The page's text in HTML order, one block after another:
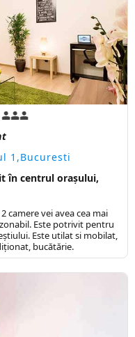
1,Bucuresti
în centrul orașului,
camere vei avea cea mai
Este potrivit pentru
Este utilat si mobilat,
bucătărie.